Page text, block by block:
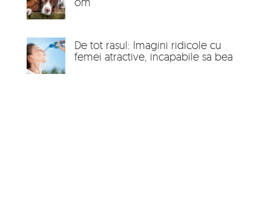
De tot rasul: Imagini ridicole cu
femei atractive, incapabile sa bea